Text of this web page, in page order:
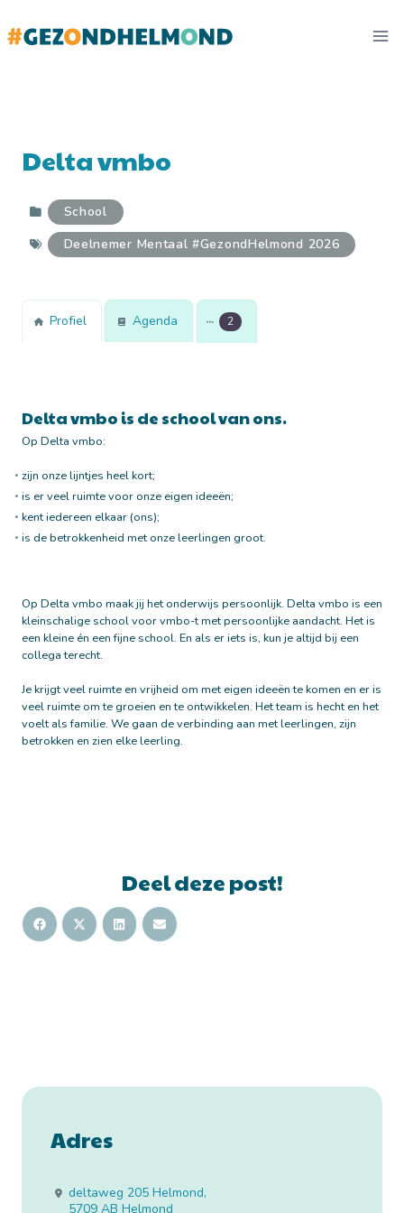
naar
Delta vmbo
School
Deelnemer Mentaal #GezondHelmond 2026
Profiel Agenda 2
Delta vmbo is de school van ons.
Op Delta vmbo:
zijn onze lijntjes heel kort;
is er veel ruimte voor onze eigen ideeën;
kent iedereen elkaar (ons);
is de betrokkenheid met onze leerlingen groot.
Op Delta vmbo maak jij het onderwijs persoonlijk. Delta vmbo is een
kleinschalige school voor vmbo-t met persoonlijke aandacht. Het is
een kleine én een fijne school. En als er iets is, kun je altijd bij een
collega terecht.
Je krijgt veel ruimte en vrijheid om met eigen ideeën te komen en er is
veel ruimte om te groeien en te ontwikkelen. Het team is hecht en het
voelt als familie. We gaan de verbinding aan met leerlingen, zijn
betrokken en zien elke leerling.
Deel deze post!
Adres
deltaweg 205 Helmond,
5709 AB Helmond